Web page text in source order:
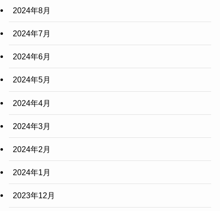
2024年8月
2024年7月
2024年6月
2024年5月
2024年4月
2024年3月
2024年2月
2024年1月
2023年12月